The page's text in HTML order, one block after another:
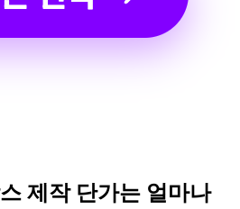
제작 단가는 얼마나